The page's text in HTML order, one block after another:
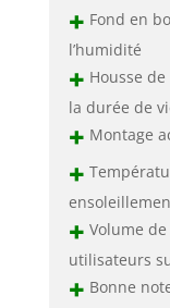
+ Fond en
l’humidité
+ Housse
la durée de
+ Montage
+
+ Volume
utilisateurs
+ Bonne